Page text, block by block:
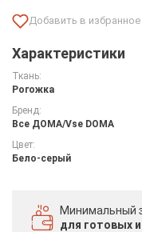
Характеристики
Ткань:
Рогожка
Бренд:
Все ДOMA/Vse DOMA
Цвет:
Бело-серый
Минимальный
для готовых